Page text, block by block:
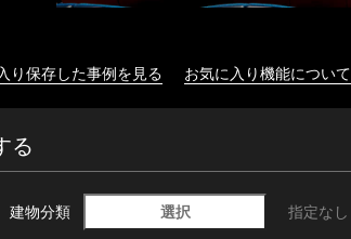
り保存した事例を見る お気に入り機能について
る
建物分類 選択 指定なし